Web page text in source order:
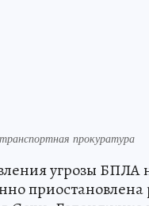
прокуратура
угрозы БПЛА
приостановлена